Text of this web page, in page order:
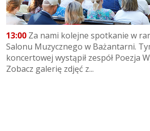
13:00 Za nami kolejne spotkanie w
Salonu Muzycznego w Bażantarni.
koncertowej wystąpił zespół Poezja
Zobacz galerię zdjęć z...